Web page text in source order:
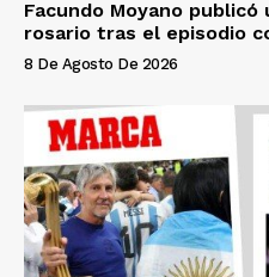
Facundo Moyano publicó
rosario tras el episodio
8 De Agosto De 2026